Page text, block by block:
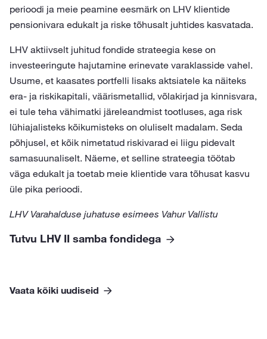
perioodi ja meie peamine eesmärk on LHV klientide
pensionivara edukalt ja riske tõhusalt juhtides kasvatada.
LHV aktiivselt juhitud fondide strateegia kese on
investeeringute hajutamine erinevate varaklasside vahel.
Usume, et kaasates portfelli lisaks aktsiatele ka näiteks
era- ja riskikapitali, väärismetallid, võlakirjad ja kinnisvara,
ei tule teha vähimatki järeleandmist tootluses, aga risk
lühiajalisteks kõikumisteks on oluliselt madalam. Seda
põhjusel, et kõik nimetatud riskivarad ei liigu pidevalt
samasuunaliselt. Näeme, et selline strateegia töötab
väga edukalt ja toetab meie klientide vara tõhusat kasvu
üle pika perioodi.
LHV Varahalduse juhatuse esimees Vahur Vallistu
Tutvu LHV II samba fondidega
Vaata kõiki uudiseid